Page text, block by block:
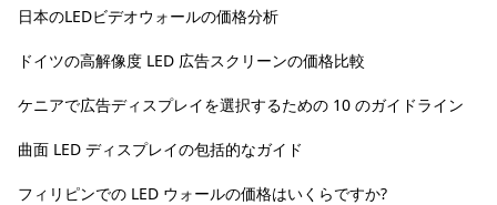
日本のLEDビデオウォールの価格分析
ドイツの高解像度 LED 広告スクリーンの価格比較
ケニアで広告ディスプレイを選択するための 10 のガイドライン
曲面 LED ディスプレイの包括的なガイド
フィリピンでの LED ウォールの価格はいくらですか?